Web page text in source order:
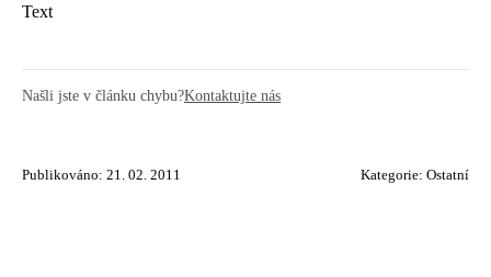
Text
Našli jste v článku chybu?Kontaktujte nás
Publikováno: 21. 02. 2011 Kategorie: Ostatní